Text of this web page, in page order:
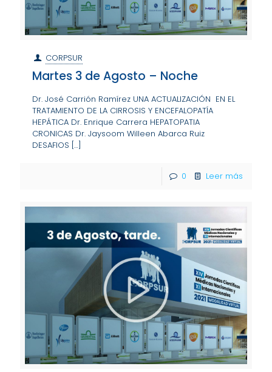
CORPSUR
Martes 3 de Agosto – Noche
Dr. José Carrión Ramírez UNA ACTUALIZACIÓN EN EL
TRATAMIENTO DE LA CIRROSIS Y ENCEFALOPATÍA
HEPÁTICA Dr. Enrique Carrera HEPATOPATIA
CRONICAS Dr. Jaysoom Willeen Abarca Ruiz
DESAFIOS […]
0 Leer más